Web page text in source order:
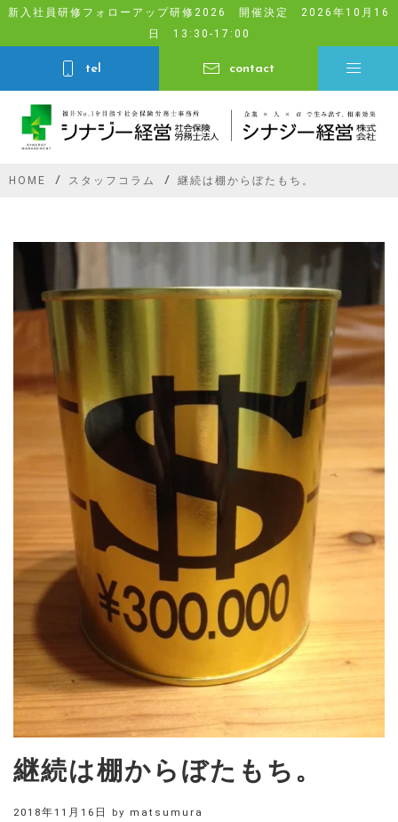
Skip
新入社員研修フォローアップ研修2026 開催決定 2026年10月16
日 13:30-17:00
tel contact
HOME スタッフコラム 継続は棚からぼたもち。
継続は棚からぼたもち。
2018年11月16日 by matsumura